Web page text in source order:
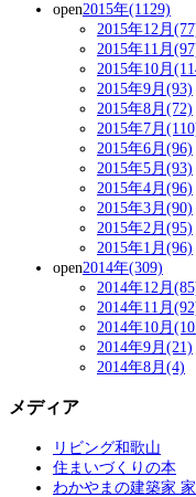
open2015年(1129)
2015年12月
2015年11月
2015年10月
2015年9月(93)
2015年8月(72)
2015年7月
2015年6月(96)
2015年5月(93)
2015年4月(96)
2015年3月(90)
2015年2月(95)
2015年1月(96)
open2014年(309)
2014年12月
2014年11月
2014年10月
2014年9月(21)
2014年8月(4)
メディア
リビング和歌山
住まいづくりの本
わかやまの建築家